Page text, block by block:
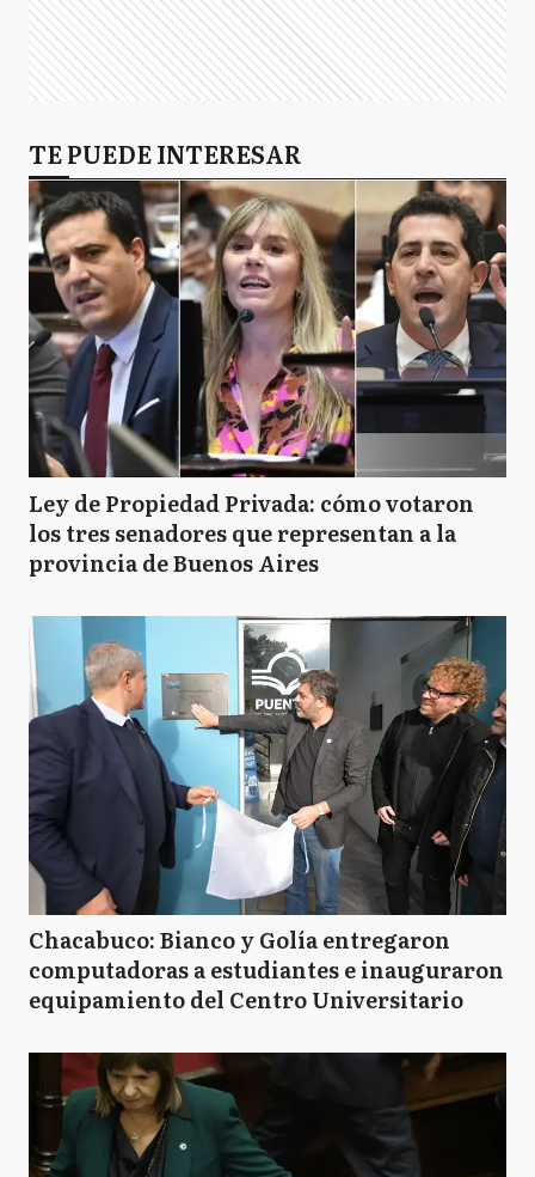
TE PUEDE INTERESAR
Ley de Propiedad Privada: cómo votaron
los tres senadores que representan a la
provincia de Buenos Aires
Chacabuco: Bianco y Golía entregaron
computadoras a estudiantes e inauguraron
equipamiento del Centro Universitario